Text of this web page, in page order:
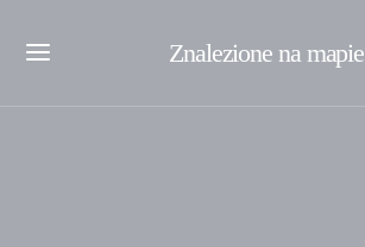
Znalezione na mapie